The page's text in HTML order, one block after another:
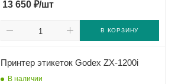
13 650 ₽/шт
В КОРЗИНУ
Принтер этикеток Godex ZX-1200i
В наличии